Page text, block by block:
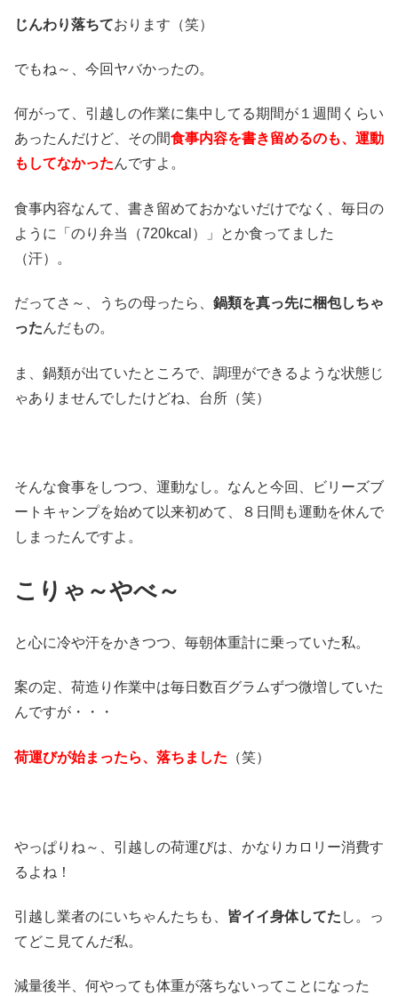
じんわり落ちております（笑）
でもね～、今回ヤバかったの。
何がって、引越しの作業に集中してる期間が１週間くらい
あったんだけど、その間食事内容を書き留めるのも、運動
もしてなかったんですよ。
食事内容なんて、書き留めておかないだけでなく、毎日の
ように「のり弁当（720kcal）」とか食ってました
（汗）。
だってさ～、うちの母ったら、 鍋類を真っ先に梱包しちゃ
ったんだもの。
ま、鍋類が出ていたところで、調理ができるような状態じ
ゃありませんでしたけどね、台所（笑）
そんな食事をしつつ、運動なし。なんと今回、ビリーズブ
ートキャンプを始めて以来初めて、８日間も運動を休んで
しまったんですよ。
こりゃ～やべ～
と心に冷や汗をかきつつ、毎朝体重計に乗っていた私。
案の定、荷造り作業中は毎日数百グラムずつ微増していた
んですが・・・
荷運びが始まったら、落ちました （笑）
やっぱりね～、引越しの荷運びは、かなりカロリー消費す
るよね！
引越し業者のにいちゃんたちも、 皆イイ身体してた し。っ
てどこ見てんだ私。
減量後半、何やっても体重が落ちないってことになった